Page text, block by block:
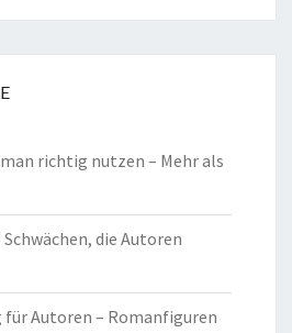
richtig nutzen – Mehr als
die Autoren
Autoren – Romanfiguren